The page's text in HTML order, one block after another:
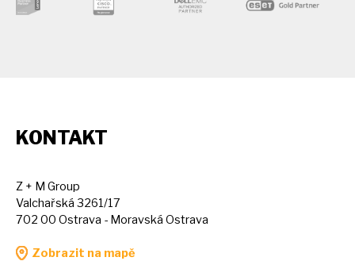
KONTAKT
Z + M Group
Valchařská 3261/17
702 00 Ostrava - Moravská Ostrava
Zobrazit na mapě